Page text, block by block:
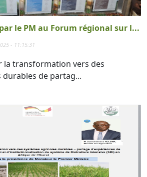
le PM au Forum régional sur l...
- 11:15:31
la transformation vers des
de partag...